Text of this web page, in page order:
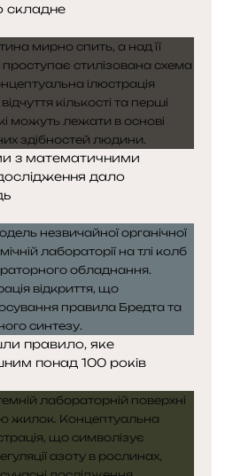
складне
з математичними
дало
правило, яке
понад 100 років